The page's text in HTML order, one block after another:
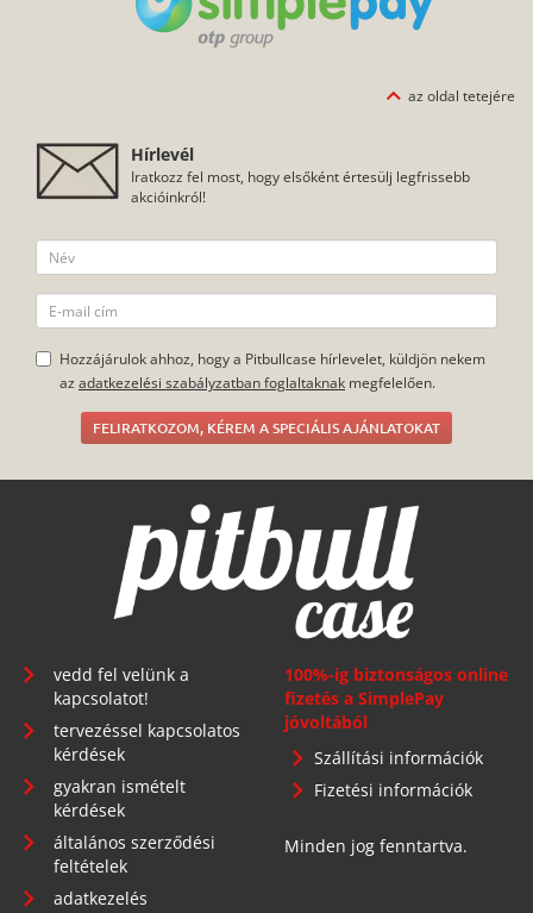
az oldal tetejére
Hírlevél
Iratkozz fel most, hogy elsőként értesülj legfrissebb
akcióinkról!
Hozzájárulok ahhoz, hogy a Pitbullcase hírlevelet, küldjön nekem
az adatkezelési szabályzatban foglaltaknak megfelelően.
FELIRATKOZOM, KÉREM A SPECIÁLIS AJÁNLATOKAT
vedd fel velünk a
kapcsolatot!
tervezéssel kapcsolatos
kérdések
gyakran ismételt
kérdések
általános szerződési
feltételek
adatkezelés
100%-ig biztonságos online
fizetés a SimplePay
jóvoltából
Szállítási információk
Fizetési információk
Minden jog fenntartva.